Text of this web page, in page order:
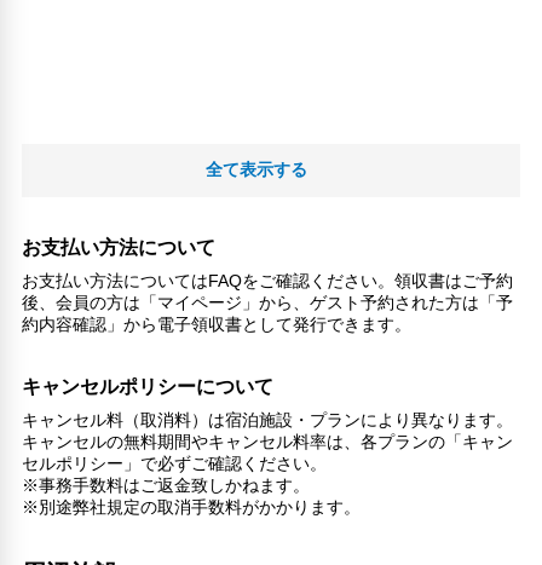
全て表示する
お支払い方法について
お支払い方法についてはFAQをご確認ください。領収書はご予約
後、会員の方は「マイページ」から、ゲスト予約された方は「予
約内容確認」から電子領収書として発行できます。
キャンセルポリシーについて
キャンセル料（取消料）は宿泊施設・プランにより異なります。
キャンセルの無料期間やキャンセル料率は、各プランの「キャン
セルポリシー」で必ずご確認ください。
※事務手数料はご返金致しかねます。
※別途弊社規定の取消手数料がかかります。